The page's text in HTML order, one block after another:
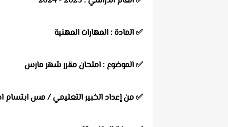
✅المادة : المهارات المهنية
✅الموضوع : امتحان مقرر شهر مارس
✅من إعداد الخبير التعليمي /مس ابتسام